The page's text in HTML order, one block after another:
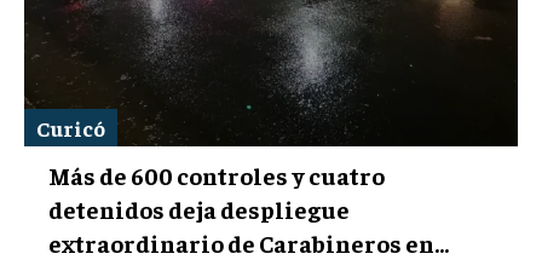
Curicó
Más de 600 controles y cuatro
detenidos deja despliegue
extraordinario de Carabineros en...